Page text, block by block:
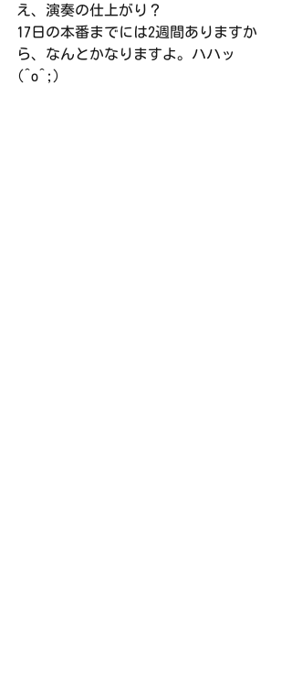
え、演奏の仕上がり？
17日の本番までには2週間ありますか
ら、なんとかなりますよ。ハハッ
(^o^;)